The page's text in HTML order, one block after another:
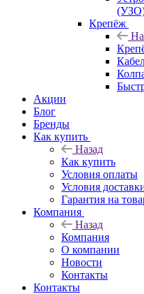
Крепёж
Акции
Блог
Бренды
Как купить
Назад
Как купить
Условия оплаты
Условия
Гарантия на
Компания
Назад
Компания
О компании
Новости
Контакты
Контакты